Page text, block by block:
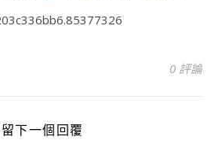
0 評論
留下一個回覆